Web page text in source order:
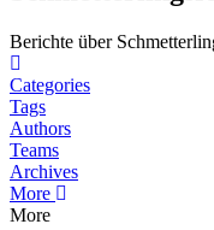
Berichte über
Categories
Tags
Authors
Teams
Archives
More
More